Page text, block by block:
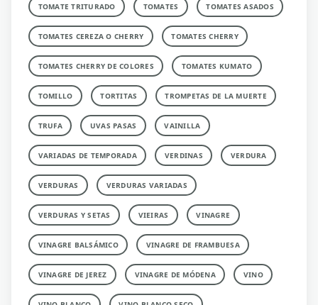
TOMATE TRITURADO TOMATES TOMATES ASADOS
TOMATES CEREZA O CHERRY TOMATES CHERRY
TOMATES CHERRY DE COLORES TOMATES KUMATO
TOMILLO TORTITAS TROMPETAS DE LA MUERTE
TRUFA UVAS PASAS VAINILLA
VARIADAS DE TEMPORADA VERDINAS VERDURA
VERDURAS VERDURAS VARIADAS
VERDURAS Y SETAS VIEIRAS VINAGRE
VINAGRE BALSÁMICO VINAGRE DE FRAMBUESA
VINAGRE DE JEREZ VINAGRE DE MÓDENA VINO